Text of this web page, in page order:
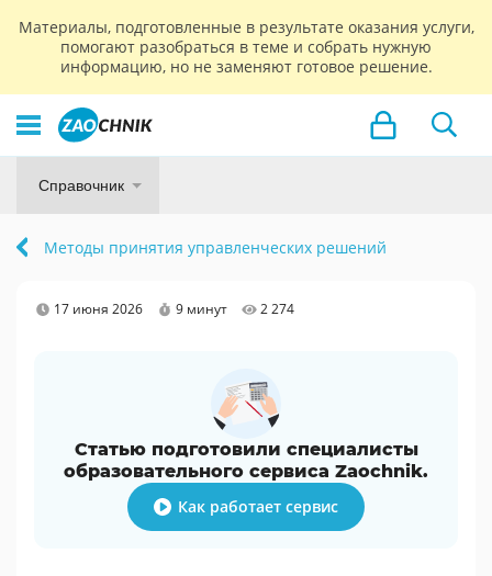
Материалы, подготовленные в результате оказания услуги,
помогают разобраться в теме и собрать нужную
информацию, но не заменяют готовое решение.
Справочник
Методы принятия управленческих решений
17 июня 2026 9 минут 2 274
Статью подготовили специалисты
образовательного сервиса Zaochnik.
Как работает сервис